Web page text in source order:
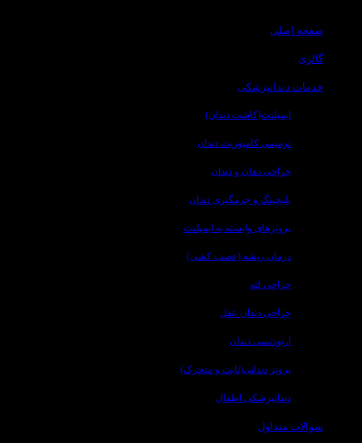
صفحه اصلی
گالری
خدمات دندانپزشکی
ایمپلنت(کاشت دندان)
ترمیمی کامپوزیت دندان
جراحی دهان و دندان
بلیچینگ و جرمگیری دندان
پروتزهای وابسته به ایمپلنت
درمان ریشه (عصب کشی)
جراحی لثه
جراحی دندان عقل
ارتودنسی دندان
پروتز دندانی(ثابت و متحرک)
دندانپزشکی اطفال
سوالات متداول